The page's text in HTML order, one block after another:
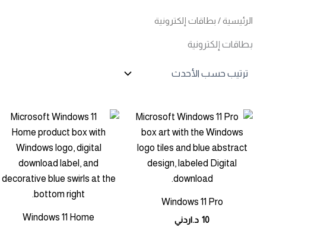
الرئيسية/ بطاقات إلكترونية
بطاقات إلكترونية
Windows 11 Pro
10 د.اردني Windows 11 Home